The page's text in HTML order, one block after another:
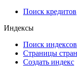
API каталог
Кредиты
Поиск кредитов
Индексы